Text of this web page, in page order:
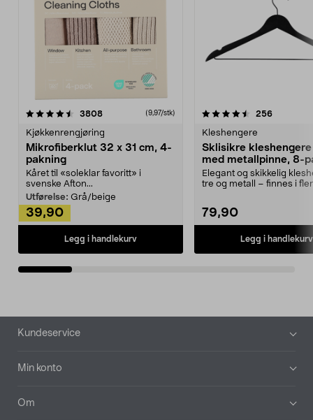
3808anmeldelser(9,97/stk)
Kjøkkenrengjøring
Mikrofiberklut 32 x 31 cm, 4-
pakning
Kåret til «soleklar favoritt» i
svenske Afton...
Utførelse: Grå/beige
39,90
Legg i handlekurv
4.5av 5 stjerner 256
Kleshengere
Sklisikre
med metallpinne, 8-
Elegant og skikkelig
tre og metall – finnes i
79,90
Legg i handlekurv
4.5av 5 stjerner
Bunntekst
Kundeservice
Min konto
Om